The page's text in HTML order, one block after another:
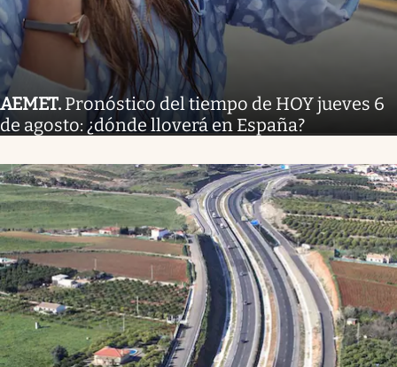
AEMET. Pronóstico del tiempo de HOY jueves 6
de agosto: ¿dónde lloverá en España?